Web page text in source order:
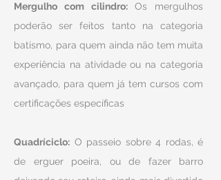
Mergulho com cilindro:Os mergulhos
poderão ser feitos tanto na categoria
batismo, para quem ainda não tem muita
experiência na atividade ou na categoria
avançado, para quem já tem cursos com
certificações específicas
Quadríciclo: O passeio sobre 4 rodas, é
de erguer poeira, ou de fazer barro